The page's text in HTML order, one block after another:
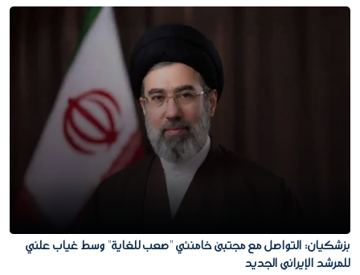
بزشكيان: التواصل مع مجتبى خامنئي "صعب للغاية" وسط غياب علني
للمرشد الإيراني الجديد